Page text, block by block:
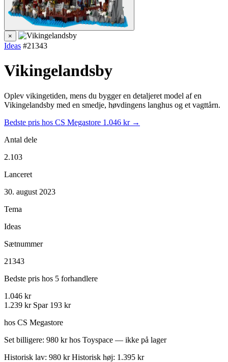
×
Ideas #21343
Vikingelandsby
Oplev vikingetiden, mens du bygger en detaljeret model af en
Vikingelandsby med en smedje, høvdingens langhus og et vagttårn.
Bedste pris hos CS Megastore 1.046 kr →
Antal dele
2.103
Lanceret
30. august 2023
Tema
Ideas
Sætnummer
21343
Bedste pris hos 5 forhandlere
1.046 kr
1.239 kr Spar 193 kr
hos CS Megastore
Set billigere: 980 kr hos Toyspace — ikke på lager
Historisk lav: 980 kr Historisk høj: 1.395 kr